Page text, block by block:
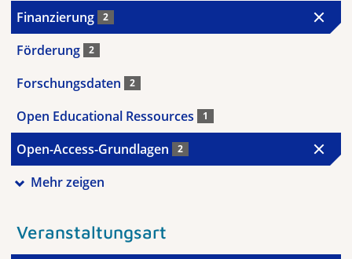
Finanzierung 2
Förderung 2
Forschungsdaten 2
Open Educational Ressources 1
Open-Access-Grundlagen 2
Mehr zeigen
Veranstaltungsart